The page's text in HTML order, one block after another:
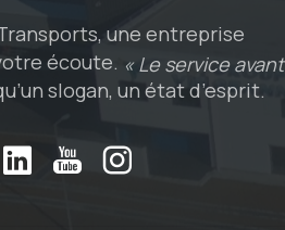
une entreprise
écoute. « Le service avant
slogan, un état d’esprit.